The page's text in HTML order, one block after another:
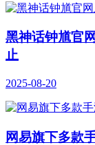
黑神话钟馗官
止
2025-08-20
网易旗下多款